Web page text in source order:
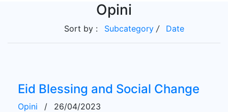
Opini
Sort by : Subcategory / Date
Eid Blessing and Social Change
Opini /
26/04/2023